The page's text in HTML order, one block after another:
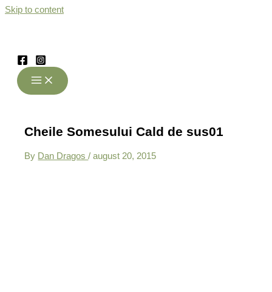
Skip to content
Cheile Somesului Cald de sus01
By Dan Dragos/august 20, 2015